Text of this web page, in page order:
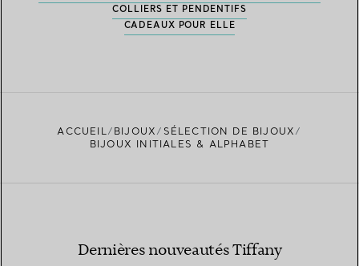
COLLIERS ET PENDENTIFS
CADEAUX POUR ELLE
ACCUEIL BIJOUX
SÉLECTION DE BIJOUX
BIJOUX INITIALES & ALPHABET
Dernières nouveautés Tiffany